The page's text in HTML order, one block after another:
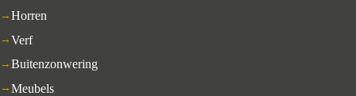
Horren
Verf
Buitenzonwering
Meubels